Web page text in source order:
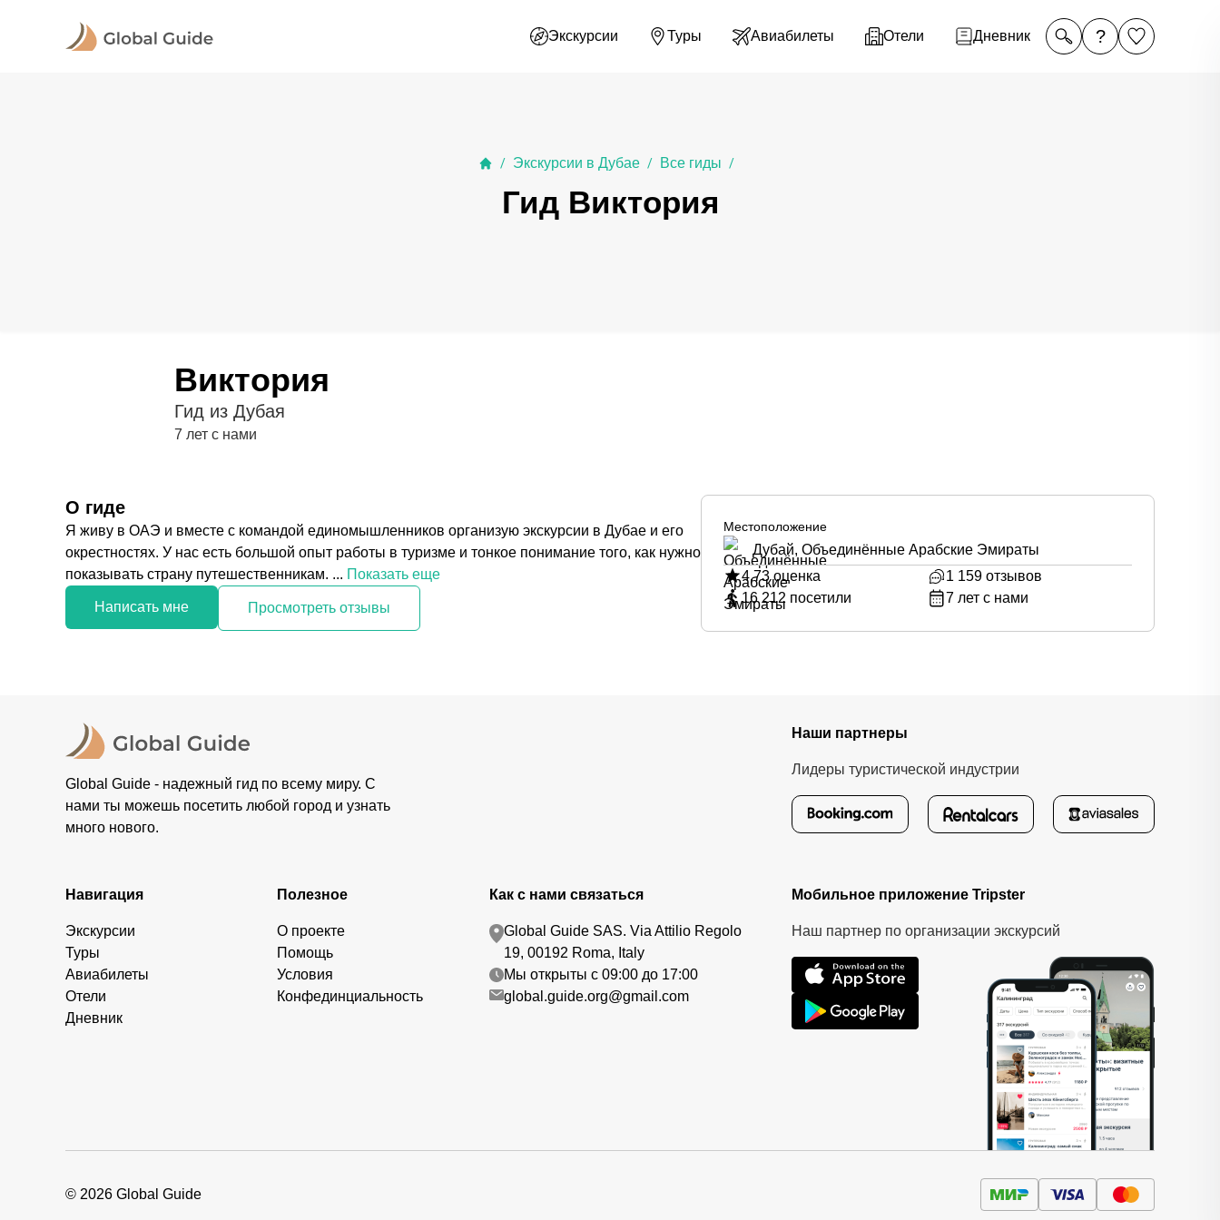
Экскурсии Туры Авиабилеты Отели Дневник ?
/ Экскурсии в Дубае / Все гиды /
Гид Виктория
Виктория
Гид из Дубая
7 лет с нами
О гиде
Я живу в ОАЭ и вместе с командой единомышленников организую экскурсии в Дубае и его
окрестностях. У нас есть большой опыт работы в туризме и тонкое понимание того, как нужно
показывать страну путешественникам. ... Показать еще
Написать мне Просмотреть отзывы
Местоположение
Дубай, Объединённые Арабские Эмираты
4.73оценка 1 159 отзывов
16 212 посетили 7 лет с нами
Global Guide - надежный гид по всему миру. С
нами ты можешь посетить любой город и узнать
много нового.
Наши партнеры
Лидеры туристической индустрии
Навигация
Экскурсии
Туры
Авиабилеты
Отели
Дневник
Полезное
О проекте
Помощь
Условия
Конфединциальность
Как с нами связаться
Global Guide SAS. Via Attilio Regolo
19, 00192 Roma, Italy
Мы открыты с 09:00 до 17:00
global.guide.org@gmail.com
Мобильное приложение Tripster
Наш партнер по организации экскурсий
© 2026 Global Guide